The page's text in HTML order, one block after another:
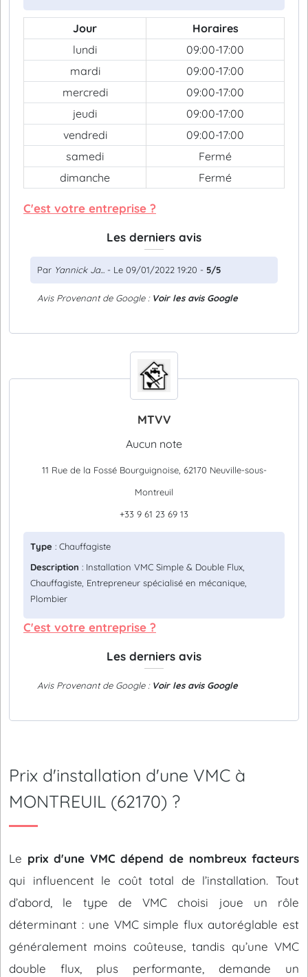
Jour
Horaires
lundi
09:00-17:00
mardi
09:00-17:00
mercredi
09:00-17:00
jeudi
09:00-17:00
vendredi
09:00-17:00
samedi
Fermé
dimanche
Fermé
C'est votre entreprise ?
Les derniers avis
Par Yannick Ja... - Le 09/01/2022 19:20 - 5/5
Avis Provenant de Google : Voir les avis Google
MTVV
Aucun note
11 Rue de la Fossé Bourguignoise, 62170 Neuville-sous-
Montreuil
+33 9 61 23 69 13
Type : Chauffagiste
Description : Installation VMC Simple & Double Flux,
Chauffagiste, Entrepreneur spécialisé en mécanique,
Plombier
C'est votre entreprise ?
Les derniers avis
Avis Provenant de Google : Voir les avis Google
Prix d'installation d'une VMC à
MONTREUIL (62170) ?
Le prix d'une VMC dépend de nombreux facteurs
qui influencent le coût total de l’installation. Tout
d’abord, le type de VMC choisi joue un rôle
déterminant : une VMC simple flux autoréglable est
généralement moins coûteuse, tandis qu’une VMC
double flux, plus performante, demande un